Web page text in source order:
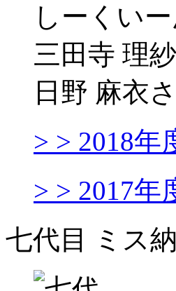
しーくい
三田寺 理
日野 麻衣
> > 2018年
> > 2017年
七代目 ミス